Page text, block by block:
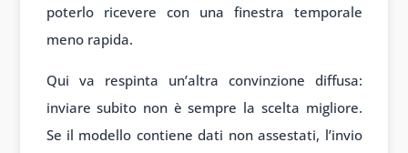
poterlo ricevere con una finestra temporale
meno rapida.
Qui va respinta un’altra convinzione diffusa:
inviare subito non è sempre la scelta migliore.
Se il modello contiene dati non assestati, l’invio